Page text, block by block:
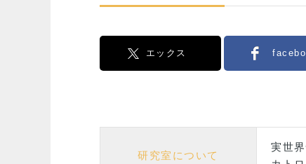
エックス
研究室について
実世